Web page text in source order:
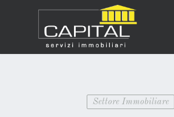
contenuto
Settore Immobiliare